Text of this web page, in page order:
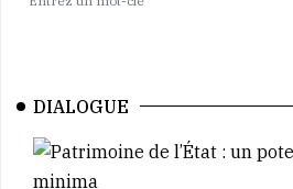
DIALOGUE